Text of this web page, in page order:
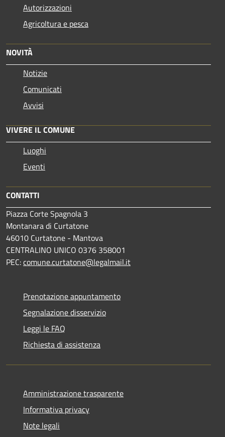
Autorizzazioni
Agricoltura e pesca
NOVITÀ
Notizie
Comunicati
Avvisi
VIVERE IL COMUNE
Luoghi
Eventi
CONTATTI
Piazza Corte Spagnola 3
Montanara di Curtatone
46010 Curtatone - Mantova
CENTRALINO UNICO 0376 358001
PEC:comune.curtatone@legalmail.it
Prenotazione appuntamento
Segnalazione disservizio
Leggi le FAQ
Richiesta di assistenza
Amministrazione trasparente
Informativa privacy
Note legali